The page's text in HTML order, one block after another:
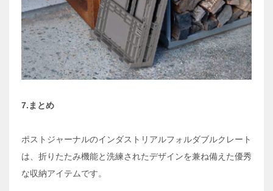
7.まとめ
ポストジャーナルのインダストリアルフォルダブルクレート
は、折りたたみ機能と洗練されたデザインを兼ね備えた優秀
な収納アイテムです。